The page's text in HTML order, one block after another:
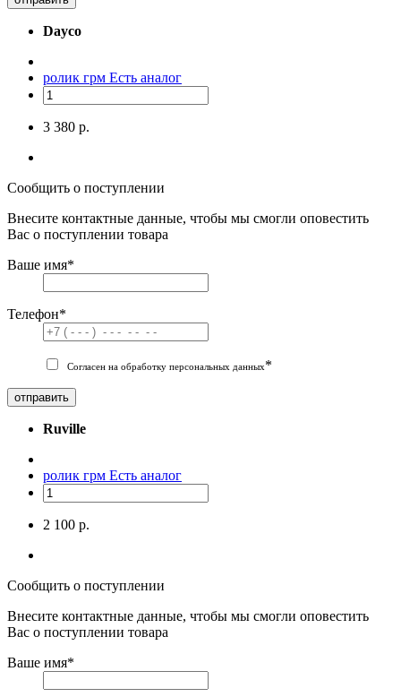
Dayco
ролик грм Есть аналог
3 380 р.
Сообщить о поступлении
Внесите контактные данные, чтобы мы смогли оповестить
Вас о поступлении товара
Ваше имя*
Телефон*
Согласен на обработку персональных данных*
отправить
Ruville
ролик грм Есть аналог
2 100 р.
Сообщить о поступлении
Внесите контактные данные, чтобы мы смогли оповестить
Вас о поступлении товара
Ваше имя*